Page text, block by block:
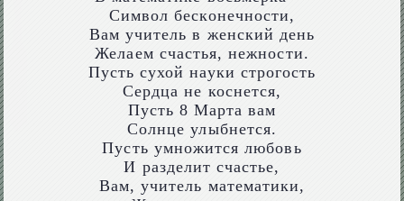
Символ бесконечности,
Вам учитель в женский день
Желаем счастья, нежности.
Пусть сухой науки строгость
Сердца не коснется,
Пусть 8 Марта вам
Солнце улыбнется.
Пусть умножится любовь
И разделит счастье,
Вам, учитель математики,